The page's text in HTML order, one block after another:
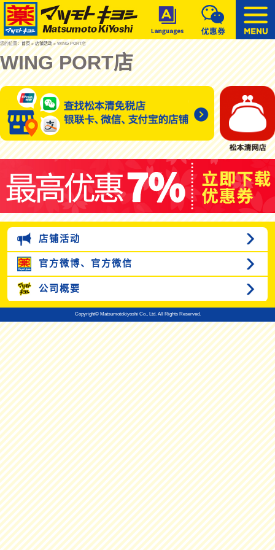
您的位置：首页»店铺活动» WING PORT店
WING PORT店
店铺活动
官方微博、 官方微信
公司概要
Copyright© Matsumotokiyoshi Co., Ltd. All Rights Reserved.